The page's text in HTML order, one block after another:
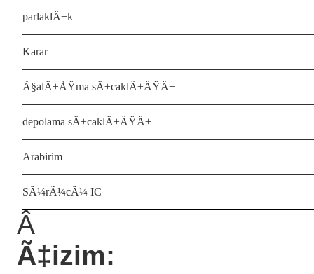
parlaklÄ±k
Karar
Ã§alÄ±ÅŸma sÄ±caklÄ±ÄŸÄ±
depolama sÄ±caklÄ±ÄŸÄ±
Arabirim
SÃ¼rÃ¼cÃ¼ IC
Â
Ã‡izim: